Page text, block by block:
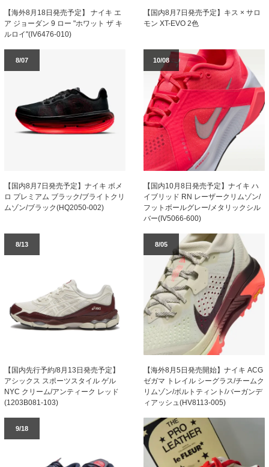
【海外8月18日発売予定】 ナイキ エ
ア ジョーダン 9 ロー "ホワット ザ キ
ルロイ"(IV6476-010)
【国内8月7日発売予定】キス × サロ
モン XT-EVO 2色
8/07
【国内8月7日発売予定】ナイキ ボメ
ロ プレミアム ブラック/ブライトクリ
ムゾン/ブラック(HQ2050-002)
10/08
【国内10月8日発売予定】ナイキ ハ
イブリッド RN レーザークリムゾン/
フットボールグレー/メタリックシル
バー(IV5066-600)
8/13
【国内先行予約/8月13日発売予定】
アシックス スポーツスタイル ゲル
NYC クリーム/アンティーク レッド
(1203B081-103)
8/05
【海外8月5日発売開始】ナイキ ACG
ゼガマ トレイル シーグラス/チームク
リムゾン/ボルトティント/バーガンデ
ィアッシュ(HV8113-005)
9/18